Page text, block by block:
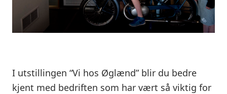
I utstillingen “Vi hos Øglænd” blir du bedre
kjent med bedriften som har vært så viktig for